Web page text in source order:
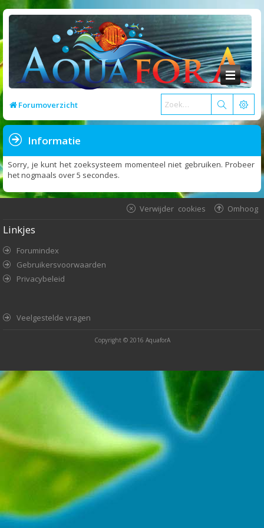
Forumoverzicht
Informatie
Sorry, je kunt het zoeksysteem momenteel niet gebruiken. Probeer
het nogmaals over 5 secondes.
Omhoog
Verwijder cookies
Linkjes
Forumindex
Gebruikersvoorwaarden
Privacybeleid
Veelgestelde vragen
Copyright © 2016 AquaforA